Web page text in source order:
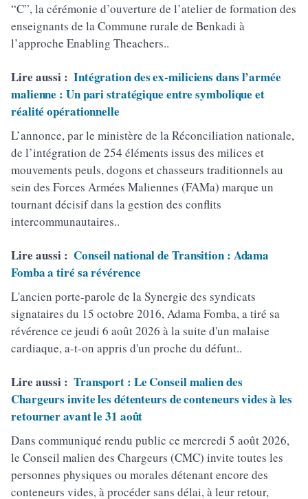
“C”, la cérémonie d’ouverture de l’atelier de formation des
enseignants de la Commune rurale de Benkadi à
l’approche Enabling Theachers..
Lire aussi : Intégration des ex-miliciens dans l’armée
malienne : Un pari stratégique entre symbolique et
réalité opérationnelle
L’annonce, par le ministère de la Réconciliation nationale,
de l’intégration de 254 éléments issus des milices et
mouvements peuls, dogons et chasseurs traditionnels au
sein des Forces Armées Maliennes (FAMa) marque un
tournant décisif dans la gestion des conflits
intercommunautaires..
Lire aussi : Conseil national de Transition : Adama
Fomba a tiré sa révérence
L'ancien porte-parole de la Synergie des syndicats
signataires du 15 octobre 2016, Adama Fomba, a tiré sa
révérence ce jeudi 6 août 2026 à la suite d'un malaise
cardiaque, a-t-on appris d'un proche du défunt..
Lire aussi : Transport : Le Conseil malien des
Chargeurs invite les détenteurs de conteneurs vides à les
retourner avant le 31 août
Dans communiqué rendu public ce mercredi 5 août 2026,
le Conseil malien des Chargeurs (CMC) invite toutes les
personnes physiques ou morales détenant encore des
conteneurs vides, à procéder sans délai, à leur retour,